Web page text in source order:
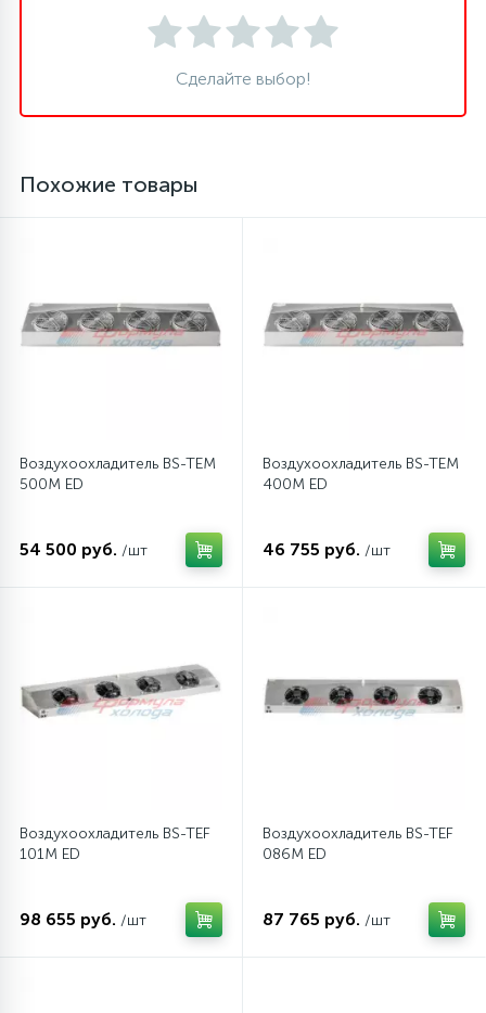
Шкивы барабана
Электронные модули
30
Сделайте выбор!
Похожие товары
Воздухоохладитель BS-TEM
500M ED
54 500 руб. /шт
Воздухоохладитель BS-TEM
400M ED
46 755 руб. /шт
Воздухоохладитель BS-TEF
101M ED
98 655 руб. /шт
Воздухоохладитель BS-TEF
086M ED
87 765 руб. /шт